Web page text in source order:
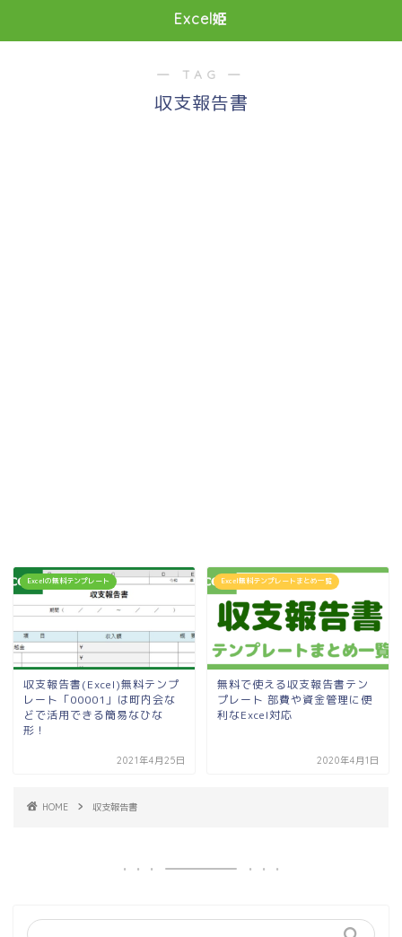
Excel姫
― TAG ―
収支報告書
Excelの無料テンプレート
収支報告書(Excel)無料テンプ
レート「00001」は町内会な
どで活用できる簡易なひな
形！
2021年4月25日
Excel無料テンプレートまとめ一覧
無料で使える収支報告書テン
プレート 部費や資金管理に便
利なExcel対応
2020年4月1日
HOME 収支報告書